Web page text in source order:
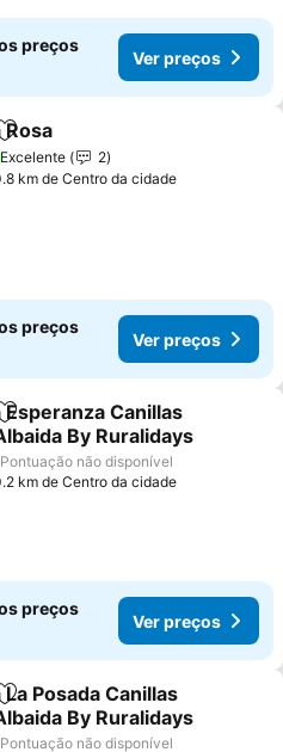
preços
Ver preços
Adicionar aos favoritos
Rosa
Excelente
2
km de Centro da cidade
preços
Ver preços
Adicionar aos favoritos
Esperanza Canillas
By Ruralidays
Pontuação não disponível
km de Centro da cidade
preços
Ver preços
Adicionar aos favoritos
La Posada Canillas
By Ruralidays
Pontuação não disponível